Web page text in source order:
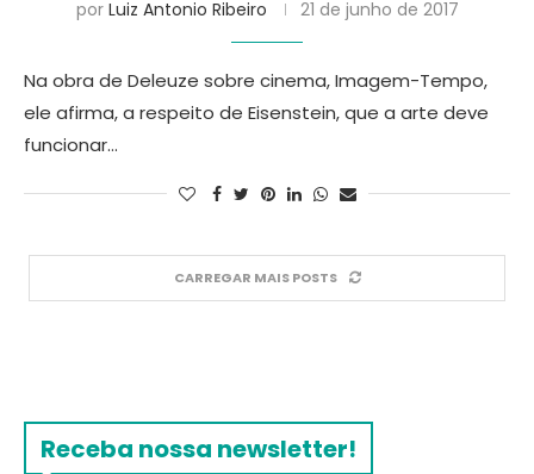
por Luiz Antonio Ribeiro 21 de junho de 2017
Na obra de Deleuze sobre cinema, Imagem-Tempo,
ele afirma, a respeito de Eisenstein, que a arte deve
funcionar…
CARREGAR MAIS POSTS
Receba nossa newsletter!